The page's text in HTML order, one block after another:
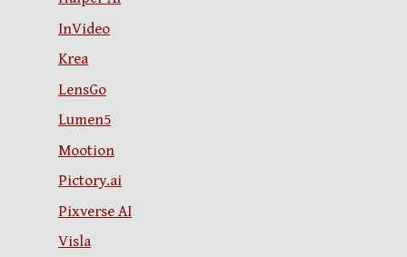
InVideo
Krea
LensGo
Lumen5
Mootion
Pictory.ai
Pixverse AI
Visla